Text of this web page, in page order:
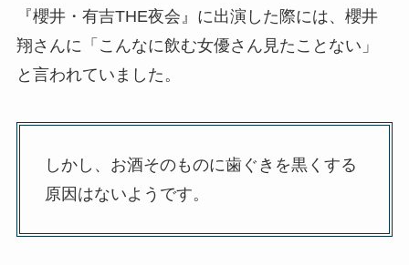
『櫻井・有吉THE夜会』に出演した際には、櫻井
翔さんに「こんなに飲む女優さん見たことない」
と言われていました。
しかし、お酒そのものに歯ぐきを黒くする
原因はないようです。